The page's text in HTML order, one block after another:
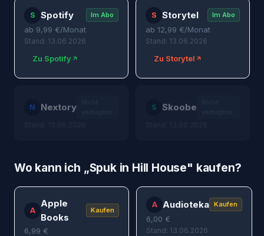
S Spotify Im Abo
ab 9,99 €/Monat
Stand: 13.06.2026
Zu Spotify
S Storytel Im Abo
ab 12,99 €/Monat
Stand: 13.06.2026
Zu Storytel
N Nextory S Skoobe
Wo kann ich „Spuk in Hill House" kaufen?
A
Apple
Books
Kaufen
6,99 €
A Audioteka Kaufen
6,00 €
Stand: 13.06.2026